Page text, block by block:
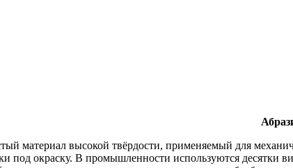
материал высокой твёрдости, применяемый для
под окраску. В промышленности используются десятки